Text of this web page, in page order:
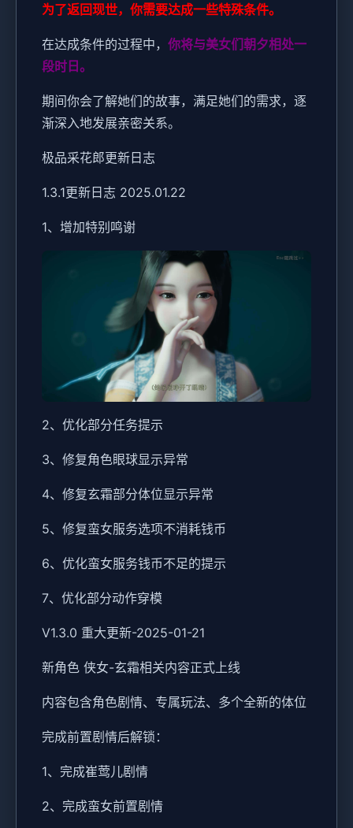
为了返回现世，你需要达成一些特殊条件。
在达成条件的过程中， 你将与美女们朝夕相处一
段时日。
期间你会了解她们的故事，满足她们的需求，逐
渐深入地发展亲密关系。
极品采花郎更新日志
1.3.1更新日志 2025.01.22
1、增加特别鸣谢
2、优化部分任务提示
3、修复角色眼球显示异常
4、修复玄霜部分体位显示异常
5、修复蛮女服务选项不消耗钱币
6、优化蛮女服务钱币不足的提示
7、优化部分动作穿模
V1.3.0 重大更新-2025-01-21
新角色 侠女-玄霜相关内容正式上线
内容包含角色剧情、专属玩法、多个全新的体位
完成前置剧情后解锁：
1、完成崔莺儿剧情
2、完成蛮女前置剧情